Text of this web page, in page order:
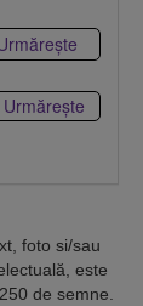
Urmărește
foto si/sau
este
de semne.